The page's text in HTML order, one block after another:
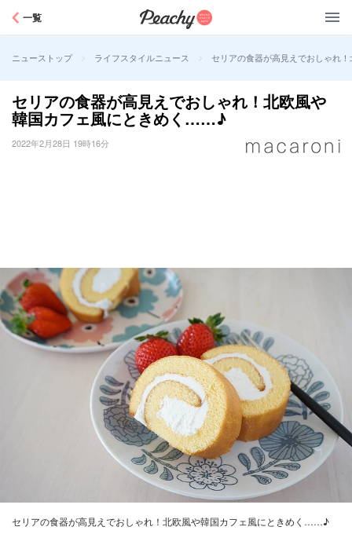
一覧
ニューストップ > ライフスタイルニュース > セリアの食器が高見えでおしゃれ
セリアの食器が高見えでおしゃれ！北欧風や
韓国カフェ風にときめく……♪
2022年2月28日 19時16分
セリアの食器が高見えでおしゃれ！北欧風や韓国カフェ風にときめく……♪